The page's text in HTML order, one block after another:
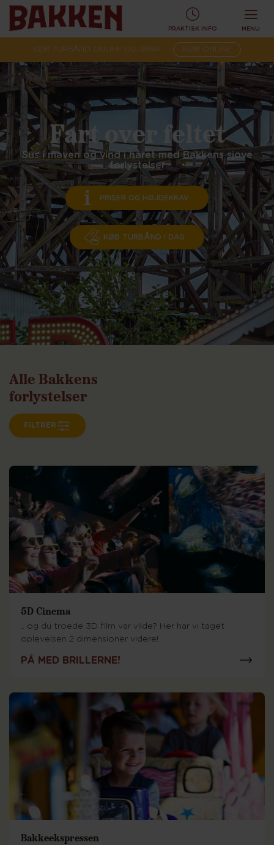
Fart over feltet
Sus i maven og vind i håret med Bakkens sjove
forlystelser
PRISER OG HØJDEKRAV
KØB TURBÅND I DAG
Alle Bakkens
forlystelser
FILTRER
5D Cinema
.. og du troede 3D film var vilde? Her har vi taget
oplevelsen 2 dimensioner videre!
PÅ MED BRILLERNE!
Bakkeekspressen
PRAKTISK INFO MENU
KØB TURBÅND ONLINE OG SPAR! KØB ONLINE